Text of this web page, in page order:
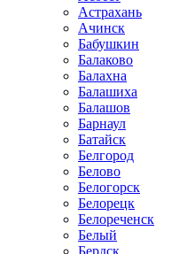
Астрахань
Ачинск
Бабушкин
Балаково
Балахна
Балашиха
Балашов
Барнаул
Батайск
Белгород
Белово
Белогорск
Белорецк
Белореченск
Белый
Бердск